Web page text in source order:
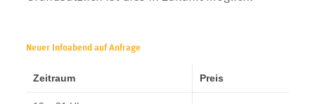
Neuer Infoabend auf Anfrage
Zeitraum Preis